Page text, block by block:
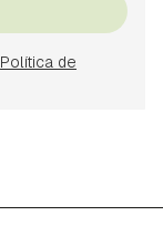
Política de